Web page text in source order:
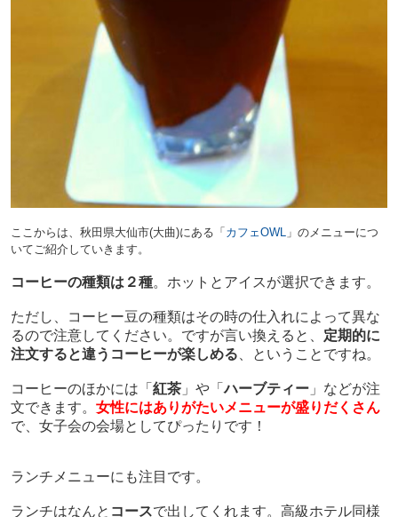
ここからは、秋田県大仙市(大曲)にある「 カフェOWL」のメニューにつ
いてご紹介していきます。
コーヒーの種類は２種。 ホットとアイスが選択できます。
ただし、コーヒー豆の種類はその時の仕入れによって異な
るので注意してください。ですが言い換えると、 定期的に
注文すると違うコーヒーが楽しめる 、ということですね。
コーヒーのほかには「 紅茶」や「ハーブティー」などが注
文できます。 女性にはありがたいメニューが盛りだくさん
で、女子会の会場としてぴったりです！
ランチメニューにも注目です。
ランチはなんと コースで出してくれます。高級ホテル同様